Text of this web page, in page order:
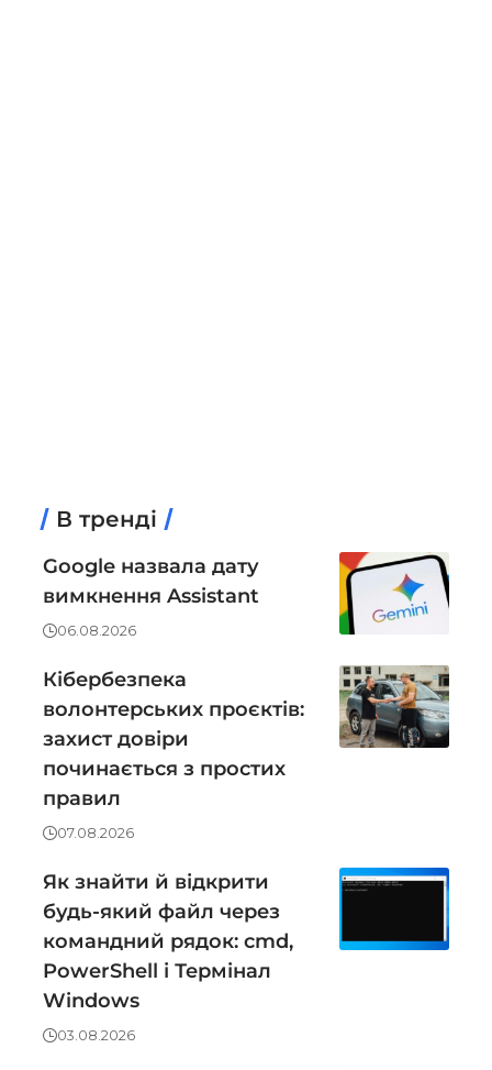
В тренді
Google назвала дату
вимкнення Assistant
06.08.2026
Кібербезпека
волонтерських проєктів:
захист довіри
починається з простих
правил
07.08.2026
Як знайти й відкрити
будь-який файл через
командний рядок: cmd,
PowerShell і Термінал
Windows
03.08.2026